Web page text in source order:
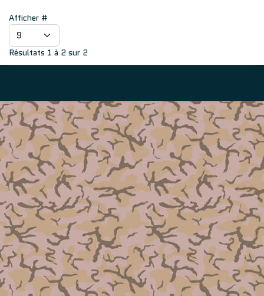
Afficher #
Résultats 1 à 2 sur 2